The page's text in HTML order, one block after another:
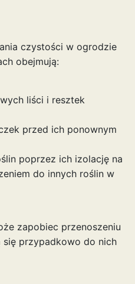
czystości w ogrodzie
obejmują:
liści i resztek
przed ich ponownym
poprzez ich izolację na
do innych roślin w
zapobiec przenoszeniu
przypadkowo do nich